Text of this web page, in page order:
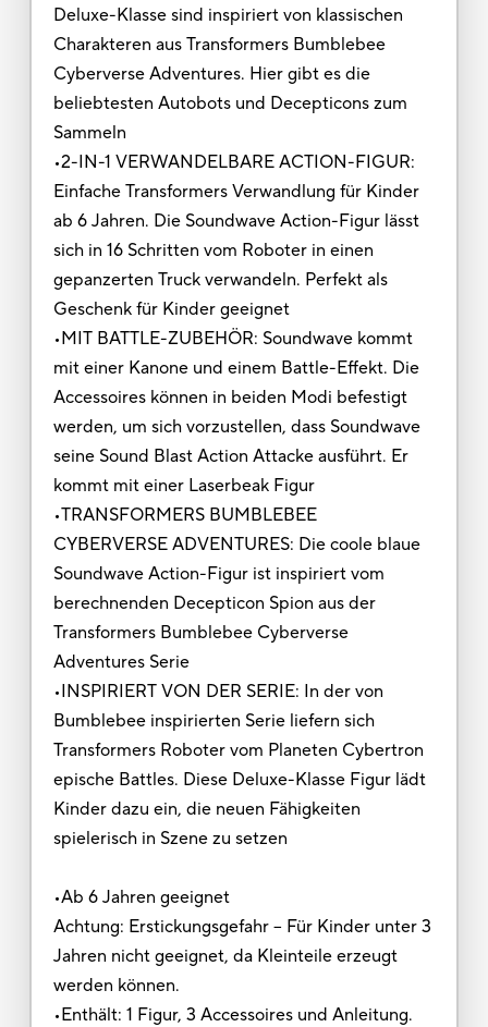
Deluxe-Klasse sind inspiriert von klassischen
Charakteren aus Transformers Bumblebee
Cyberverse Adventures. Hier gibt es die
beliebtesten Autobots und Decepticons zum
Sammeln
•2-IN-1 VERWANDELBARE ACTION-FIGUR:
Einfache Transformers Verwandlung für Kinder
ab 6 Jahren. Die Soundwave Action-Figur lässt
sich in 16 Schritten vom Roboter in einen
gepanzerten Truck verwandeln. Perfekt als
Geschenk für Kinder geeignet
•MIT BATTLE-ZUBEHÖR: Soundwave kommt
mit einer Kanone und einem Battle-Effekt. Die
Accessoires können in beiden Modi befestigt
werden, um sich vorzustellen, dass Soundwave
seine Sound Blast Action Attacke ausführt. Er
kommt mit einer Laserbeak Figur
•TRANSFORMERS BUMBLEBEE
CYBERVERSE ADVENTURES: Die coole blaue
Soundwave Action-Figur ist inspiriert vom
berechnenden Decepticon Spion aus der
Transformers Bumblebee Cyberverse
Adventures Serie
•INSPIRIERT VON DER SERIE: In der von
Bumblebee inspirierten Serie liefern sich
Transformers Roboter vom Planeten Cybertron
epische Battles. Diese Deluxe-Klasse Figur lädt
Kinder dazu ein, die neuen Fähigkeiten
spielerisch in Szene zu setzen
•Ab 6 Jahren geeignet
Achtung: Erstickungsgefahr – Für Kinder unter 3
Jahren nicht geeignet, da Kleinteile erzeugt
werden können.
•Enthält: 1 Figur, 3 Accessoires und Anleitung.